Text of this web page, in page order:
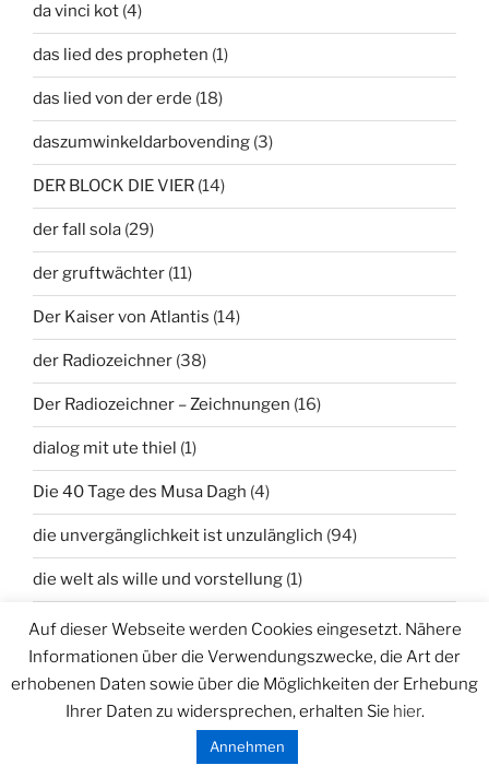
da vinci kot (4)
das lied des propheten (1)
das lied von der erde (18)
daszumwinkeldarbovending (3)
DER BLOCK DIE VIER (14)
der fall sola (29)
der gruftwächter (11)
Der Kaiser von Atlantis (14)
der Radiozeichner (38)
Der Radiozeichner – Zeichnungen (16)
dialog mit ute thiel (1)
Die 40 Tage des Musa Dagh (4)
die unvergänglichkeit ist unzulänglich (94)
die welt als wille und vorstellung (1)
die welt im löffel(2)
dinge(13)
dopplung – einmischung(1)
(330)
Auf dieser Webseite werden Cookies eingesetzt. Nähere
Informationen über die Verwendungszwecke, die Art der
erhobenen Daten sowie über die Möglichkeiten der Erhebung
Ihrer Daten zu widersprechen, erhalten Sie hier.
Annehmen